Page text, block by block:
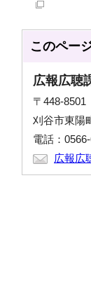
このペー
広報広聴
〒448-8501
刈谷市東陽
電話：
広報広